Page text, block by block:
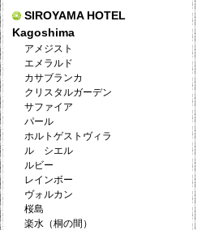
SIROYAMA HOTEL
Kagoshima
アメジスト
エメラルド
カサブランカ
クリスタルガーデン
サファイア
パール
ホルトゲストヴィラ
ル シエル
ルビー
レインボー
ヴォルカン
桜島
楽水（桐の間）